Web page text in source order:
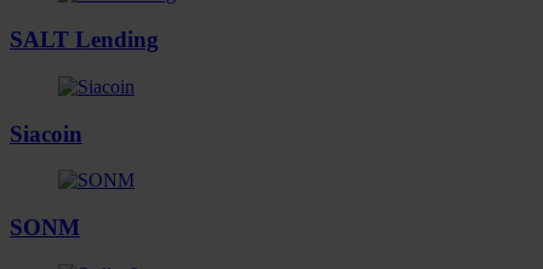
SALT Lending
Siacoin
SONM